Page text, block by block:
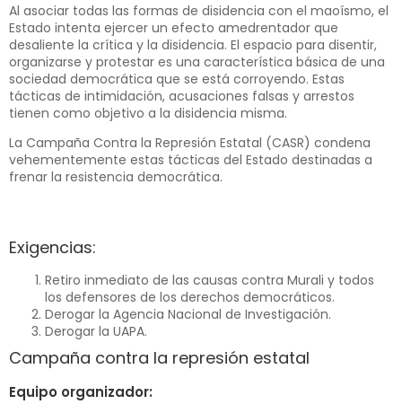
Al asociar todas las formas de disidencia con el maoísmo, el
Estado intenta ejercer un efecto amedrentador que
desaliente la crítica y la disidencia. El espacio para disentir,
organizarse y protestar es una característica básica de una
sociedad democrática que se está corroyendo. Estas
tácticas de intimidación, acusaciones falsas y arrestos
tienen como objetivo a la disidencia misma.
La Campaña Contra la Represión Estatal (CASR) condena
vehementemente estas tácticas del Estado destinadas a
frenar la resistencia democrática.
Exigencias:
Retiro inmediato de las causas contra Murali y todos
los defensores de los derechos democráticos.
Derogar la Agencia Nacional de Investigación.
Derogar la UAPA.
Campaña contra la represión estatal
Equipo organizador: